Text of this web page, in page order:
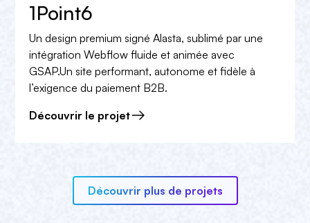
1Point6
Un design premium signé Alasta, sublimé par une
intégration Webflow fluide et animée avec
GSAP.Un site performant, autonome et fidèle à
l’exigence du paiement B2B.
Découvrir le projet
Découvrir plus de projets